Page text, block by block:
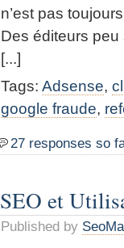
n’est pas
Des éditeurs
[...]
Tags: Adsense,
google fraude,
27 responses so
SEO et
Published by